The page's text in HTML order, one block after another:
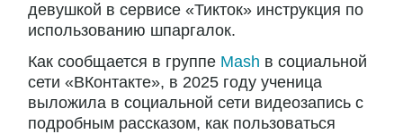
девушкой в сервисе «Тикток» инструкция по
использованию шпаргалок.
Как сообщается в группе Mash в социальной
сети «ВКонтакте», в 2025 году ученица
выложила в социальной сети видеозапись с
подробным рассказом, как пользоваться